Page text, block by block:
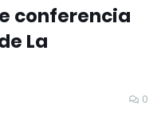
conferencia
La
0